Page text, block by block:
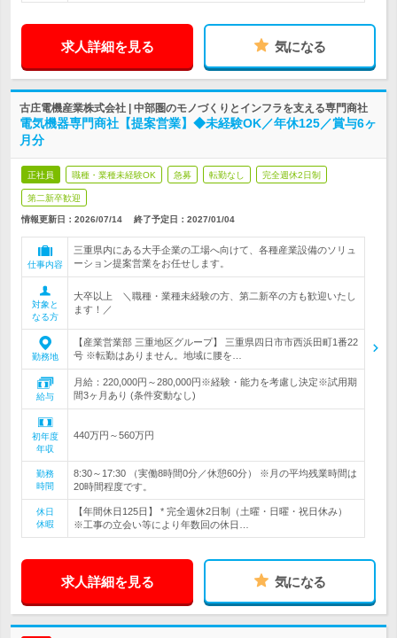
求人詳細を見る 気になる
古庄電機産業株式会社 | 中部圏のモノづくりとインフラを支える専門商社
電気機器専門商社【提案営業】◆未経験OK／年休125／賞与6ヶ
月分
正社員 職種・業種未経験OK 急募 転勤なし 完全週休2日制
第二新卒歓迎
情報更新日：2026/07/14 終了予定日： 2027/01/04
仕事内容
三重県内にある大手企業の工場へ向けて、各種産業設備のソリュ
ーション提案営業をお任せします。
対象と
なる方
大卒以上 ＼職種・業種未経験の方、第二新卒の方も歓迎いたし
ます！／
勤務地
【産業営業部 三重地区グループ】 三重県四日市市西浜田町1番22
号 ※転勤はありません。地域に腰を…
給与
月給：220,000円～280,000円※経験・能力を考慮し決定※試用期
間3ヶ月あり (条件変動なし)
初年度
年収
440万円～560万円
勤務
時間
8:30～17:30 （実働8時間0分／休憩60分） ※月の平均残業時間は
20時間程度です。
休日
休暇
【年間休日125日】 * 完全週休2日制（土曜・日曜・祝日休み）
※工事の立会い等により年数回の休日…
求人詳細を見る 気になる